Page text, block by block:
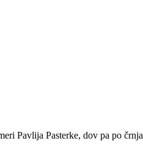
Pavlija Pasterke, dov pa po